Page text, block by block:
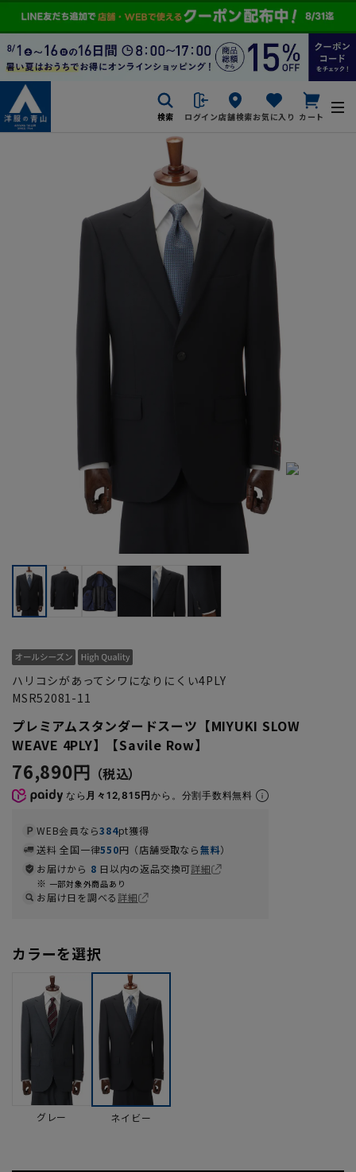
検索 ログイン店舗検索お気に入り カート
ハリコシがあってシワになりにくい4PLY
MSR52081-11
プレミアムスタンダードスーツ【MIYUKI SLOW
WEAVE 4PLY】【Savile Row】
76,890円
なら 月々12,815円から。分割手数料無料
WEB会員なら384pt獲得
送料 全国一律550円（店舗受取なら無料）
お届けから 8 日以内の返品交換可詳細
一部対象外商品あり
お届け日を調べる詳細
カラーを選択
グレー ネイビー